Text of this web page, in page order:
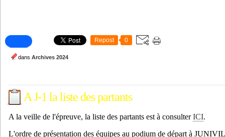
Repost 0
dans Archives 2024
A J-1 la liste des partants
A la veille de l'épreuve, la liste des partants est à consulterICI.
L'ordre de présentation des équipes au podium de départ à